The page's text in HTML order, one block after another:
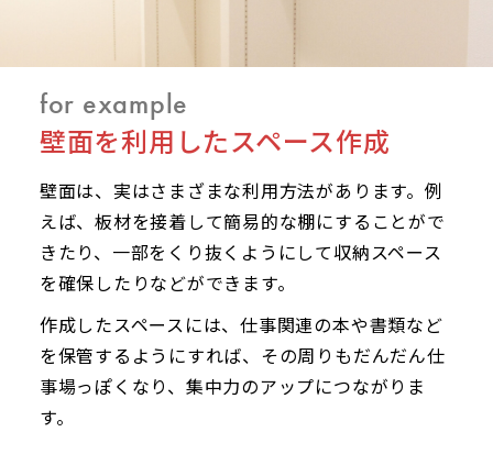
for example
壁面を利用したスペース作成
壁面は、実はさまざまな利用方法があります。例
えば、板材を接着して簡易的な棚にすることがで
きたり、一部をくり抜くようにして収納スペース
を確保したりなどができます。
作成したスペースには、仕事関連の本や書類など
を保管するようにすれば、その周りもだんだん仕
事場っぽくなり、集中力のアップにつながりま
す。